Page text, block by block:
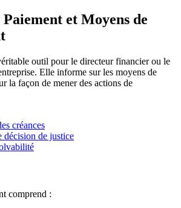
et Moyens de
outil pour le directeur financier ou le
Elle informe sur les moyens de
la façon de mener des actions de
créances
décision de justice
comprend :